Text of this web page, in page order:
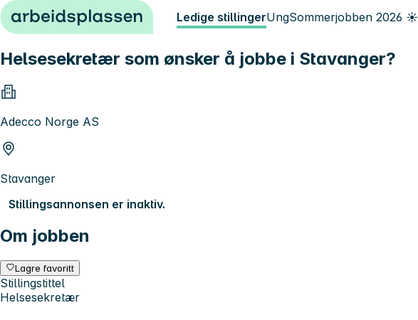
Hopp til innhold Ledige stillingerUngSommerjobben 2026 ☀️
Helsesekretær som ønsker å jobbe i Stavanger?
Adecco Norge AS
Stavanger
Stillingsannonsen er inaktiv.
Om jobben
Lagre favoritt
Stillingstittel
Helsesekretær